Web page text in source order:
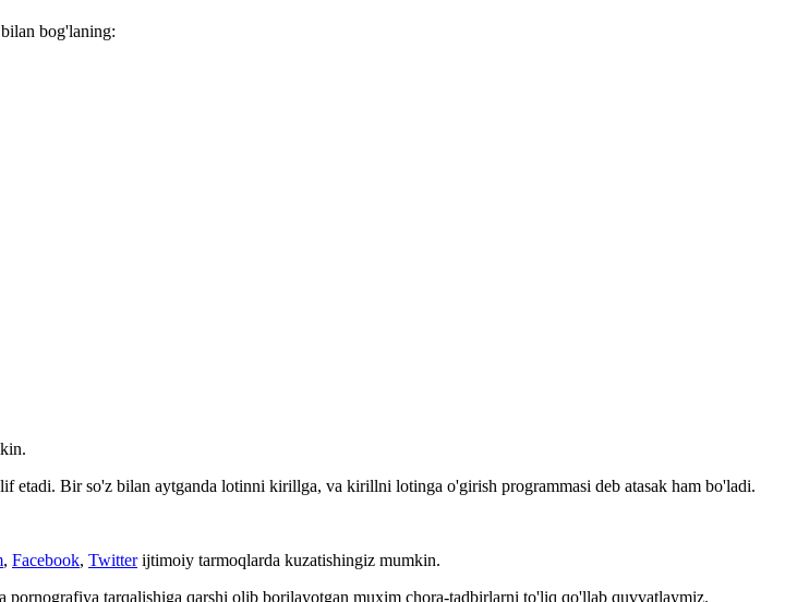
bog'laning:
Bir so'z bilan aytganda lotinni kirillga, va kirillni lotinga o'girish programmasi deb atasak ham bo'ladi.
, Facebook, Twitter ijtimoiy tarmoqlarda kuzatishingiz mumkin.
tarqalishiga qarshi olib borilayotgan muxim chora-tadbirlarni to'liq qo'llab quvvatlaymiz.